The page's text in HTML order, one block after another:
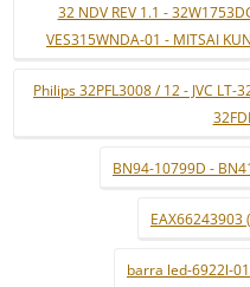
32 NDV REV 1.1 -
VES315WNDA-01 - MITSAI
Philips 32PFL3008 / 12 - JVC LT-
BN94-10799D -
EAX66243903
barra led-6922l-